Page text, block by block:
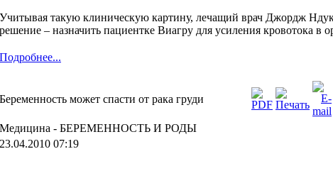
Учитывая такую клиническую картину, лечащий врач Джордж
решение – назначить пациентке Виагру для усиления кровотока в
Подробнее...
Беременность может спасти от рака груди
Медицина - БЕРЕМЕННОСТЬ И РОДЫ
23.04.2010 07:19